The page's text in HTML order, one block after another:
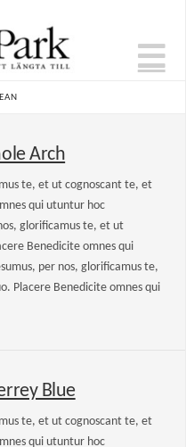
Arch
te, et ut cognoscant te, et
qui utuntur hoc
glorificamus te, et ut
Benedicite omnes qui
per nos, glorificamus te,
Placere Benedicite omnes qui
Blue
te, et ut cognoscant te, et
qui utuntur hoc